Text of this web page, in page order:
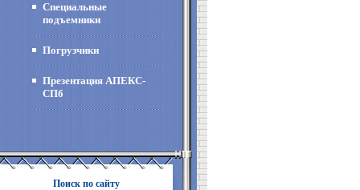
Специальные
подъемники
Погрузчики
Презентация АПЕКС-
СПб
Поиск по сайту